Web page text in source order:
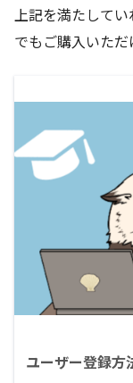
上記を満たして
でもご購入いただ
ユーザー登録方